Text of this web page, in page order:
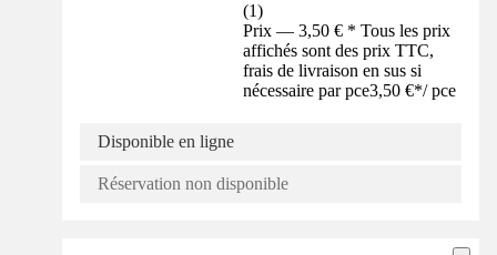
(1)
Prix — 3,50 € * Tous les prix
affichés sont des prix TTC,
frais de livraison en sus si
nécessaire par pce3,50 €*/ pce
Disponible en ligne
Réservation non disponible